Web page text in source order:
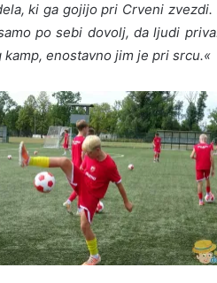
ki ga gojijo pri Crveni
po sebi dovolj, da ljudi
kamp, enostavno jim je pri srcu.«